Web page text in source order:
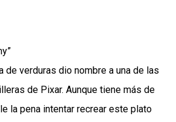
de verduras dio nombre a una de las
de Pixar. Aunque tiene más de
la pena intentar recrear este plato